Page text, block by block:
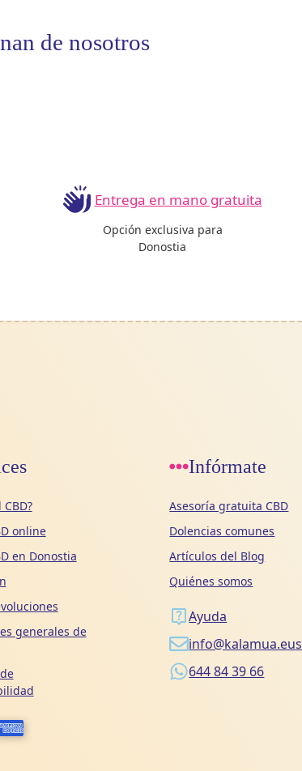
de nosotros
Entrega en mano gratuita
Opción exclusiva para
Donostia
online
en Donostia
generales de
Infórmate
Asesoría gratuita CBD
Dolencias comunes
Artículos del Blog
Quiénes somos
Ayuda
info@kalamua.eus
644 84 39 66